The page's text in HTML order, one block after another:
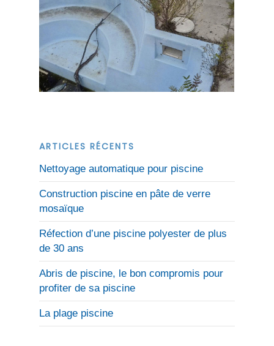
ARTICLES RÉCENTS
Nettoyage automatique pour piscine
Construction piscine en pâte de verre
mosaïque
Réfection d’une piscine polyester de plus
de 30 ans
Abris de piscine, le bon compromis pour
profiter de sa piscine
La plage piscine